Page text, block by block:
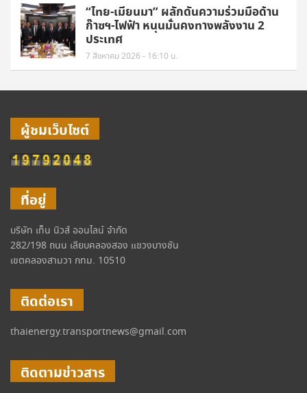
“ไทย-เมียนมา” ผลักดันความร่วมมือด้าน
ก๊าซฯ-ไฟฟ้า หนุนมั่นคงทางพลังงาน 2
ประเทศ
7 สิงหาคม 2026 - 16:10 น.
ผู้ชมเว็บไซต์
ที่อยู่
บริษัท เท็น นิวส์ ออนไลน์ จำกัด
282/198 ถนน เลียบคลองสอง แขวงบางชัน
เขตคลองสามวา กทม. 10510
ติดต่อเรา
thaienergy.transportnews@gmail.com
ติดตามข่าวสาร